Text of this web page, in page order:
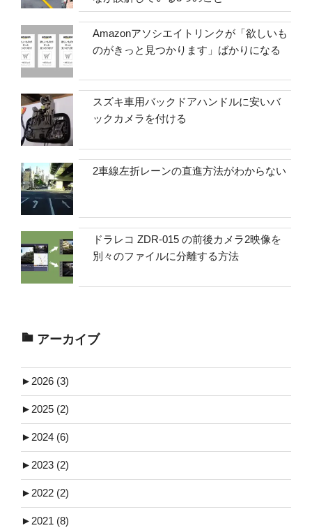
Amazonアソシエイトリンクが「欲しいも
のがきっと見つかります」ばかりになる
スズキ車用バックドアハンドルに安いバ
ックカメラを付ける
2車線左折レーンの直進方法がわからない
ドラレコ ZDR-015 の前後カメラ2映像を
別々のファイルに分離する方法
アーカイブ
►2026 (3)
►2025 (2)
►2024 (6)
►2023 (2)
►2022 (2)
►2021 (8)